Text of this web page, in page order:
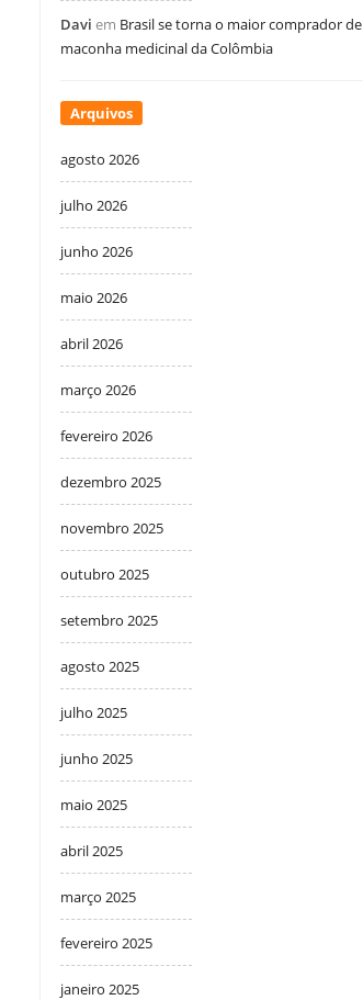
Davi em Brasil se torna o maior comprador de
maconha medicinal da Colômbia
Arquivos
agosto 2026
julho 2026
junho 2026
maio 2026
abril 2026
março 2026
fevereiro 2026
dezembro 2025
novembro 2025
outubro 2025
setembro 2025
agosto 2025
julho 2025
junho 2025
maio 2025
abril 2025
março 2025
fevereiro 2025
janeiro 2025